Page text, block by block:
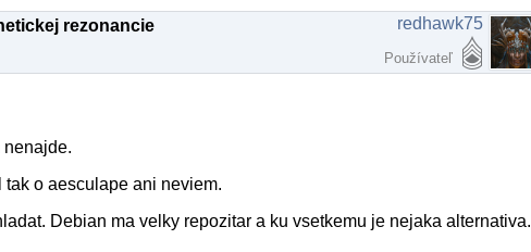
rezonancie redhawk75
Používateľ
nenajde.
o aesculape ani neviem.
Debian ma velky repozitar a ku vsetkemu je nejaka alternativa.